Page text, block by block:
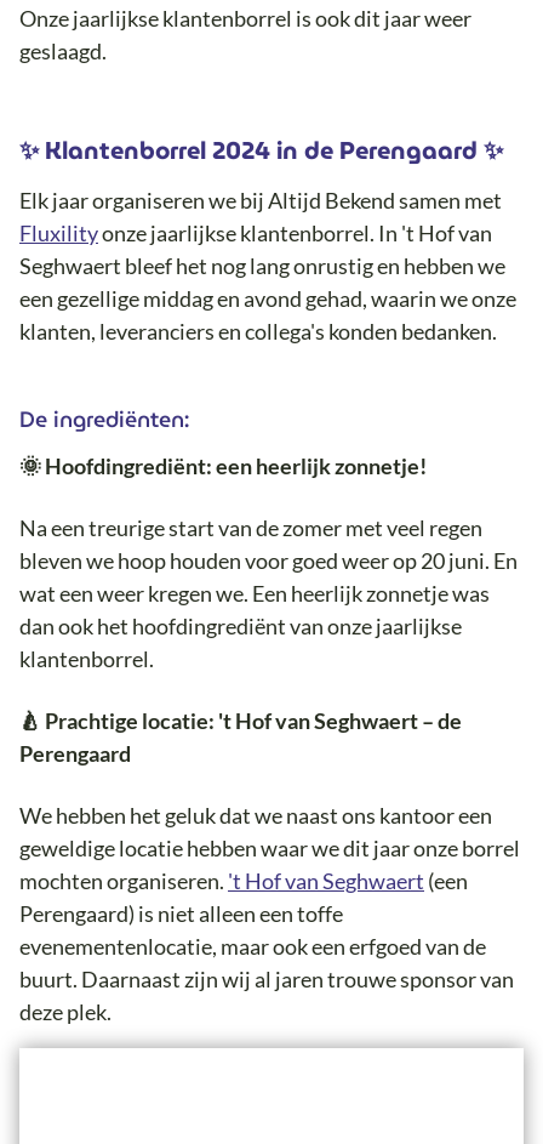
Onze jaarlijkse klantenborrel is ook dit jaar weer
geslaagd.
✨ Klantenborrel 2024 in de Perengaard ✨
Elk jaar organiseren we bij Altijd Bekend samen met
Fluxilityonze jaarlijkse klantenborrel. In 't Hof van
Seghwaert bleef het nog lang onrustig en hebben we
een gezellige middag en avond gehad, waarin we onze
klanten, leveranciers en collega's konden bedanken.
De ingrediënten:
🌞 Hoofdingrediënt: een heerlijk zonnetje!
Na een treurige start van de zomer met veel regen
bleven we hoop houden voor goed weer op 20 juni. En
wat een weer kregen we. Een heerlijk zonnetje was
dan ook het hoofdingrediënt van onze jaarlijkse
klantenborrel.
🍐 Prachtige locatie: 't Hof van Seghwaert – de
Perengaard
We hebben het geluk dat we naast ons kantoor een
geweldige locatie hebben waar we dit jaar onze borrel
mochten organiseren. 't Hof van Seghwaert (een
Perengaard) is niet alleen een toffe
evenementenlocatie, maar ook een erfgoed van de
buurt. Daarnaast zijn wij al jaren trouwe sponsor van
deze plek.